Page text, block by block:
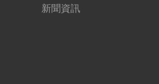
新聞資訊